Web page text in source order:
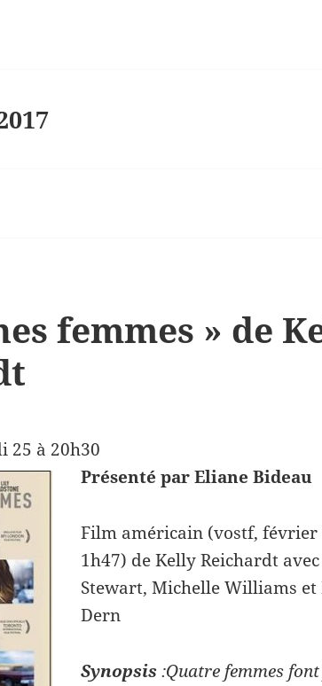
femmes » de
25 à 20h30
Présenté par Eliane Bideau
Film américain (vostf, février
1h47) de Kelly Reichardt
Stewart, Michelle Williams et
Dern
Synopsis:Quatre femmes